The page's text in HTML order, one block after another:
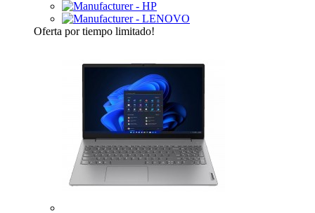
Oferta por tiempo limitado!